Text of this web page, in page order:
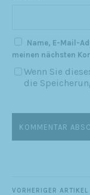
Name, E-Mail-
meinen nächsten
Wenn Sie
die
VORHERIGER ARTIKEL